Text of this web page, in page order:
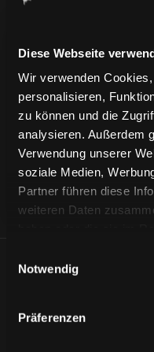
Diese Webseite
Wir verwenden
personalisieren,
zu können und die
analysieren. Außerdem
Verwendung unserer
soziale Medien,
Partner führen diese
weiteren Daten
Notwendig
Präferenzen
ÄHNLICHE